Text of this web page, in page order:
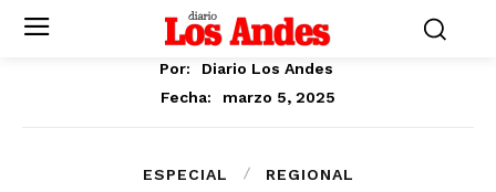
Por:
Diario Los Andes
Fecha:
marzo 5, 2025
ESPECIAL REGIONAL